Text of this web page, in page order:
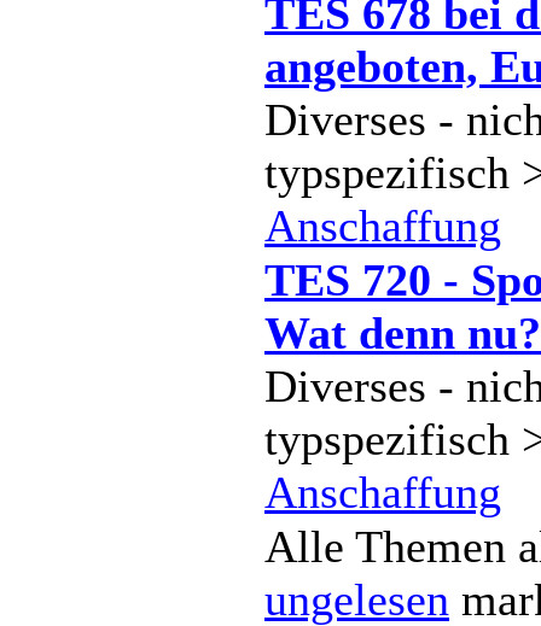
TES 678 bei
angeboten,
Diverses -
typspezifisch
Anschaffung
TES 720 -
Wat denn nu?
Diverses -
typspezifisch
Anschaffung
Alle Themen
ungelesen